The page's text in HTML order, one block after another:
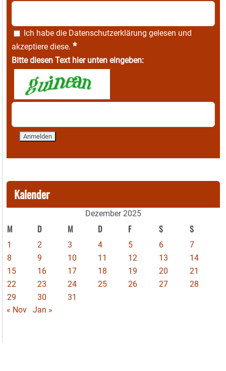
Ich habe die Datenschutzerklärung gelesen und
akzeptiere diese. *
Bitte diesen Text hier unten eingeben:
Kalender
Dezember 2025
M D M D F S S
1 2 3 4 5 6
7
8
9 10 11 12 13
14
15
16 17 18 19 20
21
22
23 24 25 26 27
28
29
30
31
« Nov
Jan »